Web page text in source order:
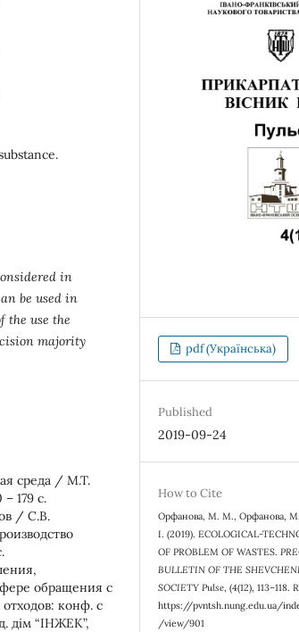
іn
be used in
the use the
majority
среда / М.Т.
179 с.
/ С.В.
обращения с
конф. с
дім “ІНЖЕК”,
pdf (Українська)
Published
2019-09-24
How to Cite
Орфанова, М. М., Орфанова,
І. (2019). ЕCОLOGICAL-
OF PROBLEM OF WASTES.
BULLETIN OF THE
SOCIETY Pulse, (4(12),
https://pvntsh.nung.edu.ua/
/view/901